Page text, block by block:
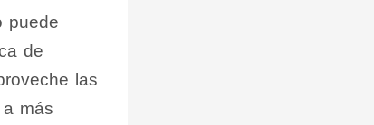
puede
de
las
más